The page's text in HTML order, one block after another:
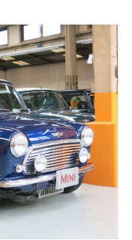
イトマップ
ROVER MINI サービス工場
iR MAKERS
買取
定依頼
購入相談
来店予約